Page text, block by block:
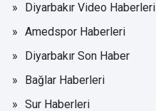
Diyarbakır Video Haberleri
Amedspor Haberleri
Diyarbakır Son Haber
Bağlar Haberleri
Sur Haberleri